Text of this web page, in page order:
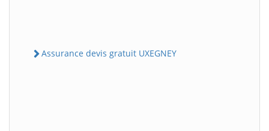
Assurance devis gratuit UXEGNEY